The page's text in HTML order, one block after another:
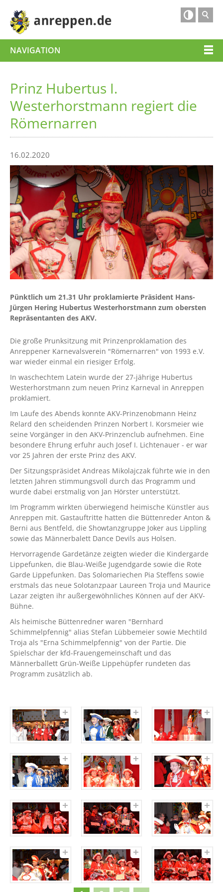

NAVIGATION
Prinz Hubertus I.
Westerhorstmann regiert die
Römernarren
16.02.2020
Pünktlich um 21.31 Uhr proklamierte Präsident Hans-
Jürgen Hering Hubertus Westerhorstmann zum obersten
Repräsentanten des AKV.
Die große Prunksitzung mit Prinzenproklamation des
Anreppener Karnevalsverein "Römernarren" von 1993 e.V.
war wieder einmal ein riesiger Erfolg.
In waschechtem Latein wurde der 27-jährige Hubertus
Westerhorstmann zum neuen Prinz Karneval in Anreppen
proklamiert.
Im Laufe des Abends konnte AKV-Prinzenobmann Heinz
Relard den scheidenden Prinzen Norbert I. Korsmeier wie
seine Vorgänger in den AKV-Prinzenclub aufnehmen. Eine
besondere Ehrung erfuhr auch Josef I. Lichtenauer - er war
vor 25 Jahren der erste Prinz des AKV.
Der Sitzungspräsidet Andreas Mikolajczak führte wie in den
letzten Jahren stimmungsvoll durch das Programm und
wurde dabei erstmalig von Jan Hörster unterstützt.
Im Programm wirkten überwiegend heimische Künstler aus
Anreppen mit. Gastauftritte hatten die Büttenreder Anton &
Berni aus Bentfeld, die Showtanzgruppe Joker aus Lippling
sowie das Männerbalett Dance Devils aus Holsen.
Hervorragende Gardetänze zeigten wieder die Kindergarde
Lippefunken, die Blau-Weiße Jugendgarde sowie die Rote
Garde Lippefunken. Das Solomariechen Pia Steffens sowie
erstmals das neue Solotanzpaar Laureen Troja und Maurice
Lazar zeigten ihr außergewöhnliches Können auf der AKV-
Bühne.
Als heimische Büttenredner waren "Bernhard
Schimmelpfennig" alias Stefan Lübbemeier sowie Mechtild
Troja als "Erna Schimmelpfennig" von der Partie. Die
Spielschar der kfd-Frauengemeinschaft und das
Männerballett Grün-Weiße Lippehüpfer rundeten das
Programm zusätzlich ab.